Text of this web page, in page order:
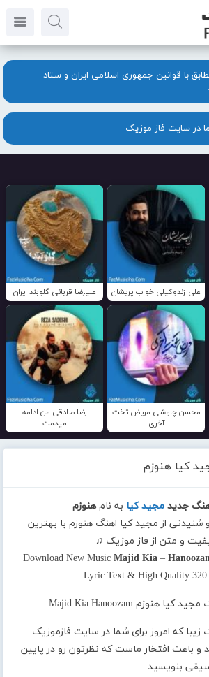
با قوانین جمهوری اسلامی ایران و ستاد
در سایت فاز موزیک
علی زندوکیلی خواب پریشان علیرضا قربانی گلوبند ایران
محسن چاوشی مریض تخت
آخری
رضا صادقی من ادامه
میدمت
کیا هنوزم
جدید مجید کیا به نامهنوزم
و شنیدنی از مجید کیا اهنگ هنوزم با بهترین
و متن از فاز موزیک ♫
Download New Music Majid Kia–
Lyric Text & High Quality 320
زیبا که امروز برای شما در سایت فازموزیک
و باعث افتخار ماست که نظرتون رو در پایین
بنویسید.